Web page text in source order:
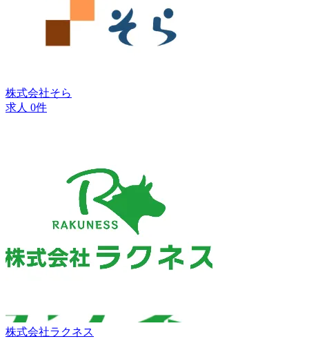
株式会社そら
求人 0件
株式会社ラクネス